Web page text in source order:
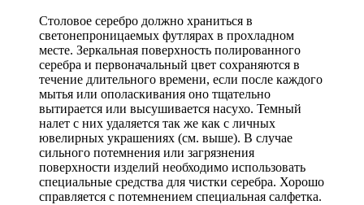
Столовое серебро должно храниться в
светонепроницаемых футлярах в прохладном
месте. Зеркальная поверхность полированного
серебра и первоначальный цвет сохраняются в
течение длительного времени, если после каждого
мытья или ополаскивания оно тщательно
вытирается или высушивается насухо. Темный
налет с них удаляется так же как с личных
ювелирных украшениях (см. выше). В случае
сильного потемнения или загрязнения
поверхности изделий необходимо использовать
специальные средства для чистки серебра. Хорошо
справляется с потемнением специальная салфетка.